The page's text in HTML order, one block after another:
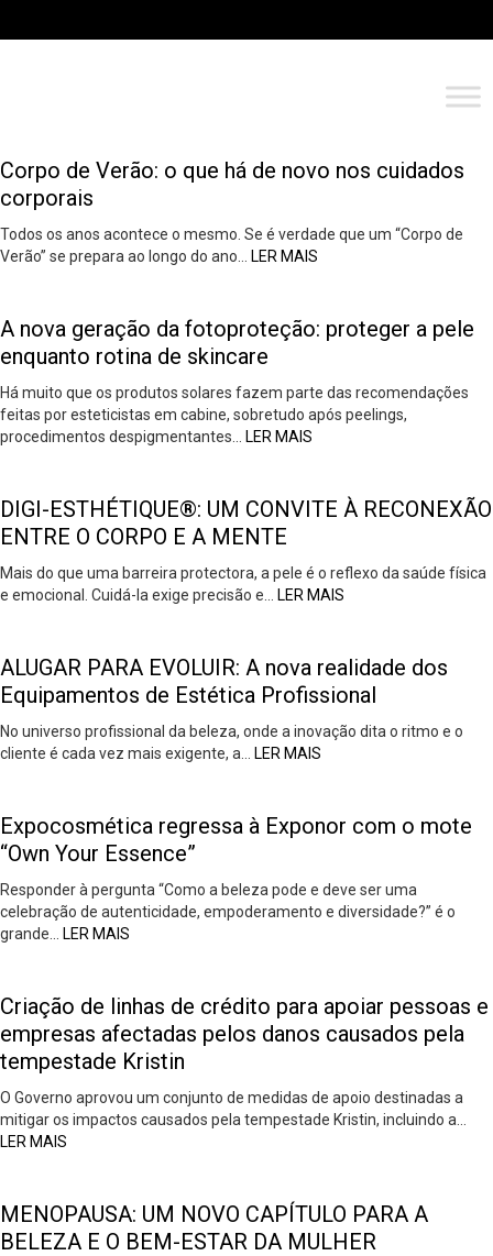
Corpo de Verão: o que há de novo nos cuidados
corporais
Todos os anos acontece o mesmo. Se é verdade que um “Corpo de
Verão” se prepara ao longo do ano…
LER MAIS
A nova geração da fotoproteção: proteger a pele
enquanto rotina de skincare
Há muito que os produtos solares fazem parte das recomendações
feitas por esteticistas em cabine, sobretudo após peelings,
procedimentos despigmentantes…
LER MAIS
DIGI-ESTHÉTIQUE®: UM CONVITE À RECONEXÃO
ENTRE O CORPO E A MENTE
Mais do que uma barreira protectora, a pele é o reflexo da saúde física
e emocional. Cuidá-la exige precisão e…
LER MAIS
ALUGAR PARA EVOLUIR: A nova realidade dos
Equipamentos de Estética Profissional
No universo profissional da beleza, onde a inovação dita o ritmo e o
cliente é cada vez mais exigente, a…
LER MAIS
Expocosmética regressa à Exponor com o mote
“Own Your Essence”
Responder à pergunta “Como a beleza pode e deve ser uma
celebração de autenticidade, empoderamento e diversidade?” é o
grande…
LER MAIS
Criação de linhas de crédito para apoiar pessoas e
empresas afectadas pelos danos causados pela
tempestade Kristin
O Governo aprovou um conjunto de medidas de apoio destinadas a
mitigar os impactos causados pela tempestade Kristin, incluindo a…
LER MAIS
MENOPAUSA: UM NOVO CAPÍTULO PARA A
BELEZA E O BEM-ESTAR DA MULHER